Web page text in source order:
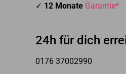
✓ 12 Monate Garantie*
24h für dich
0176 37002990